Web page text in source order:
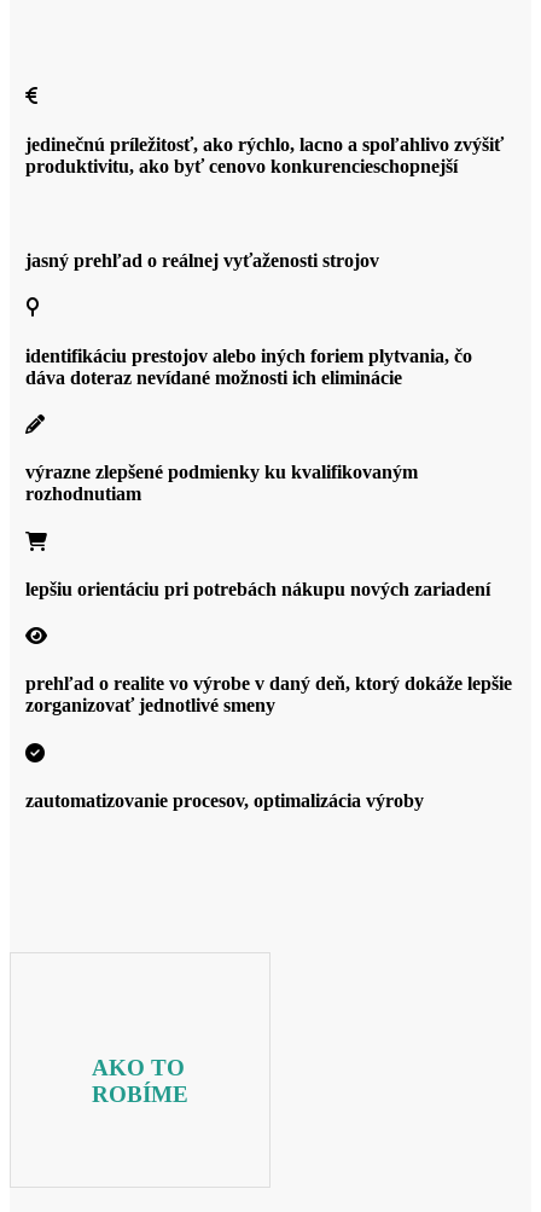
jedinečnú príležitosť, ako rýchlo, lacno a spoľahlivo zvýšiť
produktivitu, ako byť cenovo konkurencieschopnejší
jasný prehľad o reálnej vyťaženosti strojov
identifikáciu prestojov alebo iných foriem plytvania, čo
dáva doteraz nevídané možnosti ich eliminácie
výrazne zlepšené podmienky ku kvalifikovaným
rozhodnutiam
lepšiu orientáciu pri potrebách nákupu nových zariadení
prehľad o realite vo výrobe v daný deň, ktorý dokáže lepšie
zorganizovať jednotlivé smeny
zautomatizovanie procesov, optimalizácia výroby
AKO TO
ROBÍME